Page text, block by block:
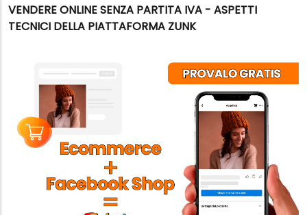
VENDERE ONLINE SENZA PARTITA IVA - ASPETTI
TECNICI DELLA PIATTAFORMA ZUNK